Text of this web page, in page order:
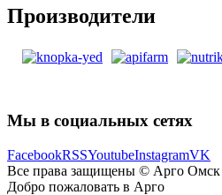
Производители
Мы в социальных сетях
FacebookRSSYoutubeInstagramVK
Все права защищены © Арго Омск
Добро пожаловать в Арго